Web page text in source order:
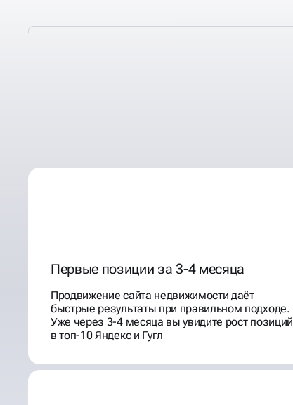
Первые позиции за 3-4 месяца
Продвижение сайта недвижимости даёт
быстрые результаты при правильном подходе.
Уже через 3-4 месяца вы увидите рост позиций
в топ-10 Яндекс и Гугл